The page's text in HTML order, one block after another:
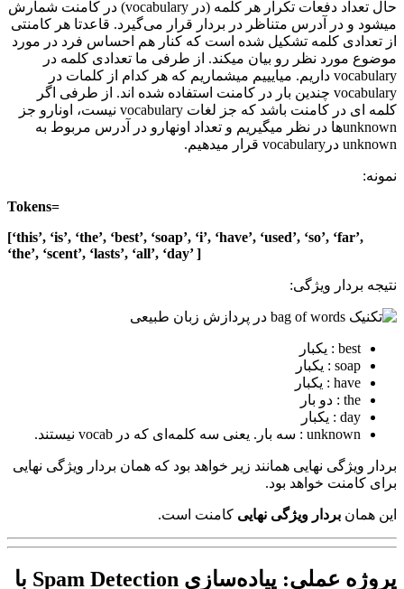
حال تعداد دفعات تکرار هر کلمه (در vocabulary) در کامنت شمارش
میشود و در آدرس متناظر در بردار قرار می‌گیرد. قاعدتا هر کامنتی
از تعدادی کلمه تشکیل شده است که کنار هم احساس فرد در مورد
موضوع مورد نظر رو بیان میکند. از طرفی ما تعدادی کلمه در
vocabulary داریم. میایییم میشماریم که هر کدام از کلمات در
vocabulary چندین بار در کامنت استفاده شده اند. از طرفی اگر
کلمه ای در کامنت باشد که جز لغات vocabulary نیست، اونارو جز
unknownها در نظر میگیریم و تعداد اونهارو در آدرس مربوط به
unknown درvocabulary قرار میدهیم.
نمونه:
Tokens=
[‘this’, ‘is’, ‘the’, ‘best’, ‘soap’, ‘i’, ‘have’, ‘used’, ‘so’, ‘far’,
‘the’, ‘scent’, ‘lasts’, ‘all’, ‘day’ ]
نتیجه‌ بردار ویژگی:
best : یکبار
soap : یکبار
have : یکبار
the : دو بار
day : یکبار
unknown : سه بار. یعنی سه کلمه‌ای که در vocab نیستند.
بردار ویژگی نهایی همانند زیر خواهد بود که همان بردار ویژگی نهایی
برای کامنت خواهد بود.
این همان بردار ویژگی نهایی کامنت است.
پروژه عملی: پیاده‌سازی
با